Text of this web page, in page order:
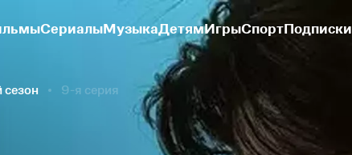
СериалыМузыкаДетямИгрыСпортПодписки
сезон 9-я серия